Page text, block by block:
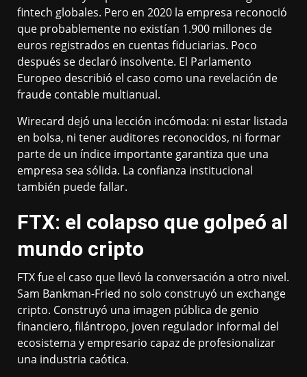
fintech globales. Pero en 2020 la empresa reconoció
que probablemente no existían 1.900 millones de
euros registrados en cuentas fiduciarias. Poco
después se declaró insolvente. El Parlamento
Europeo describió el caso como una revelación de
fraude contable multianual.
Wirecard dejó una lección incómoda: ni estar listada
en bolsa, ni tener auditores reconocidos, ni formar
parte de un índice importante garantiza que una
empresa sea sólida. La confianza institucional
también puede fallar.
FTX: el colapso que golpeó al
mundo cripto
FTX fue el caso que llevó la conversación a otro nivel.
Sam Bankman-Fried no solo construyó un exchange
cripto. Construyó una imagen pública de genio
financiero, filántropo, joven regulador informal del
ecosistema y empresario capaz de profesionalizar
una industria caótica.